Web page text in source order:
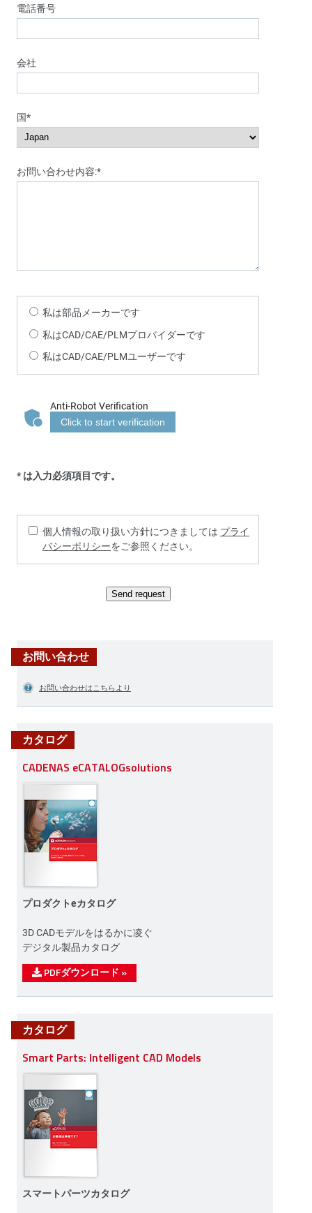
電話番号
会社
国*
お問い合わせ内容:*
私は部品メーカーです
私はCAD/CAE/PLMプロバイダーです
私はCAD/CAE/PLMユーザーです
Anti-Robot Verification
Click to start verification
* は入力必須項目です。
個人情報の取り扱い方針につきましては プライ
バシーポリシーをご参照ください。
Send request
お問い合わせ
お問い合わせはこちらより
カタログ
CADENAS eCATALOGsolutions
プロダクトeカタログ
3D CADモデルをはるかに凌ぐ
デジタル製品カタログ
PDFダウンロード »
カタログ
Smart Parts: Intelligent CAD Models
スマートパーツカタログ